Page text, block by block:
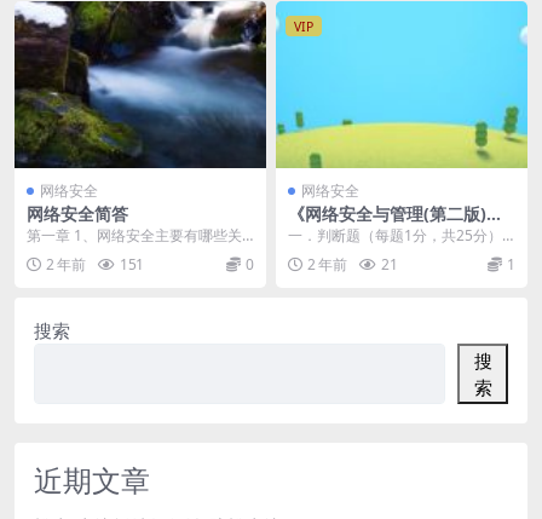
网络安全
网络安全简答
第一章 1、网络安全主要有哪些关
键技术？ 答：主机安全技术，身份
认证技术，访问控...
2 年前 151 0
VIP
网络安全
《网络安全与管理(第二版)》_
网络安全试题3及答案
一．判断题（每题1分，共25分）
1.在网络建设初期可以不考虑自然
和人为灾害。 ...
2 年前 21 1
搜索
搜
索
近期文章